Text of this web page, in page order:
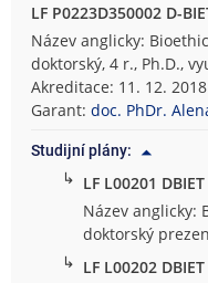
LF P0223D350002 D-
Název anglicky:
doktorský, 4 r., Ph.D.,
Akreditace: 11. 12.
Garant:doc. PhDr.
Studijní plány:
↳ LF L00201 DBIET
Název anglicky:
doktorský
↳ LF L00202 DBIET